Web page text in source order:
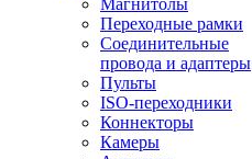
Магнитолы
Переходные рамки
Соединительные
провода и адаптеры
Пульты
ISO-переходники
Коннекторы
Камеры